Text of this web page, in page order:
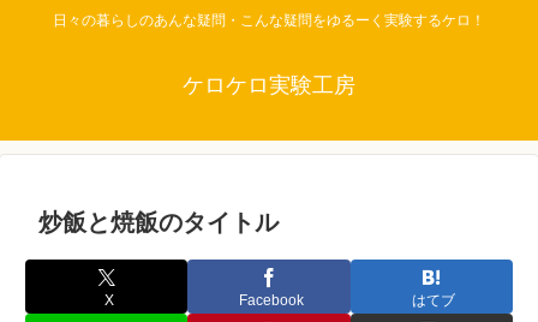
日々の暮らしのあんな疑問・こんな疑問をゆるーく実験するケロ！
ケロケロ実験工房
炒飯と焼飯のタイトル
X Facebook はてブ